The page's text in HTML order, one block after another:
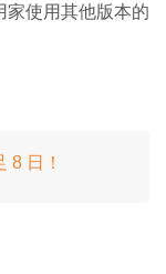
家使用其他版本的
8 日！